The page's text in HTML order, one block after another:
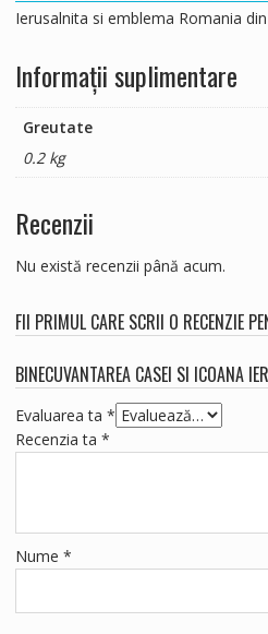
Ierusalnita si emblema Romania
Informații suplimentare
Greutate
0.2 kg
Recenzii
Nu există recenzii până acum.
FII PRIMUL CARE SCRII O RECENZIE
BINECUVANTAREA CASEI SI ICOANA
Evaluarea ta *
Recenzia ta *
Nume *